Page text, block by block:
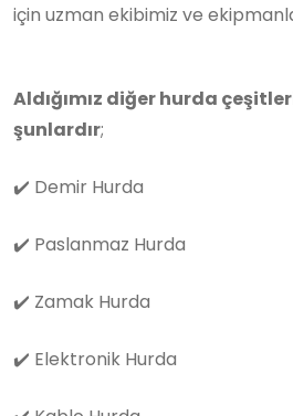
için uzman ekibimiz ve
Aldığımız diğer hurda
şunlardır;
✔️ Demir Hurda
✔️ Paslanmaz Hurda
✔️ Zamak Hurda
✔️ Elektronik Hurda